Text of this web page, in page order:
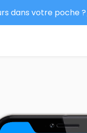
dans votre poche ?